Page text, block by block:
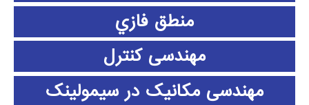
منطق فازي
مهندسی کنترل
مهندسی مکانیک در سیمولینک